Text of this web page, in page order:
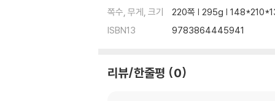
쪽수, 무게, 크기
220쪽 | 295g |
ISBN13
9783864445941
리뷰/한줄평 0